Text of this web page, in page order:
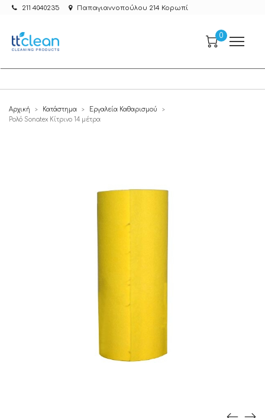
211 4040235 Παπαγιαννοπούλου 214 Κορωπί
0
Αρχική > Κατάστημα > Εργαλεία Καθαρισμού >
Ρολό Sonatex Κίτρινο 14 μέτρα